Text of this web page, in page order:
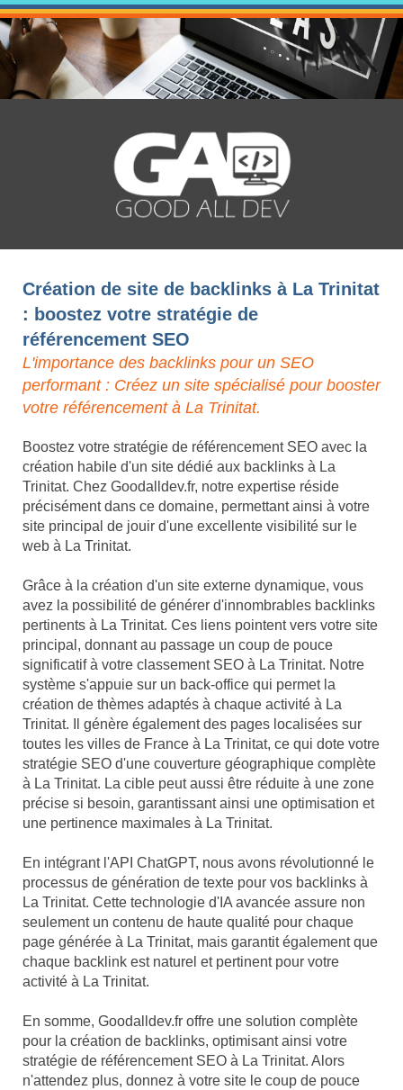
Création de site de backlinks à La Trinitat
: boostez votre stratégie de
référencement SEO
L'importance des backlinks pour un SEO
performant : Créez un site spécialisé pour booster
votre référencement à La Trinitat.
Boostez votre stratégie de référencement SEO avec la
création habile d'un site dédié aux backlinks à La
Trinitat. Chez Goodalldev.fr, notre expertise réside
précisément dans ce domaine, permettant ainsi à votre
site principal de jouir d'une excellente visibilité sur le
web à La Trinitat.
Grâce à la création d'un site externe dynamique, vous
avez la possibilité de générer d'innombrables backlinks
pertinents à La Trinitat. Ces liens pointent vers votre site
principal, donnant au passage un coup de pouce
significatif à votre classement SEO à La Trinitat. Notre
système s'appuie sur un back-office qui permet la
création de thèmes adaptés à chaque activité à La
Trinitat. Il génère également des pages localisées sur
toutes les villes de France à La Trinitat, ce qui dote votre
stratégie SEO d'une couverture géographique complète
à La Trinitat. La cible peut aussi être réduite à une zone
précise si besoin, garantissant ainsi une optimisation et
une pertinence maximales à La Trinitat.
En intégrant l'API ChatGPT, nous avons révolutionné le
processus de génération de texte pour vos backlinks à
La Trinitat. Cette technologie d'IA avancée assure non
seulement un contenu de haute qualité pour chaque
page générée à La Trinitat, mais garantit également que
chaque backlink est naturel et pertinent pour votre
activité à La Trinitat.
En somme, Goodalldev.fr offre une solution complète
pour la création de backlinks, optimisant ainsi votre
stratégie de référencement SEO à La Trinitat. Alors
n'attendez plus, donnez à votre site le coup de pouce